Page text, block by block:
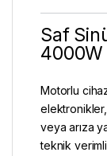
Saf
4000W
Motorlu
veya arıza
teknik